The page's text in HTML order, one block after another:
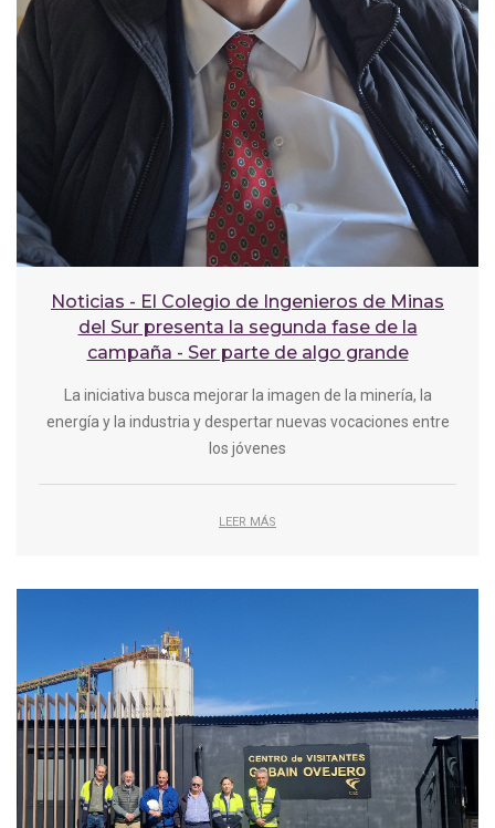
Noticias - El Colegio de Ingenieros de Minas
del Sur presenta la segunda fase de la
campaña - Ser parte de algo grande
La iniciativa busca mejorar la imagen de la minería, la
energía y la industria y despertar nuevas vocaciones entre
los jóvenes
LEER MÁS